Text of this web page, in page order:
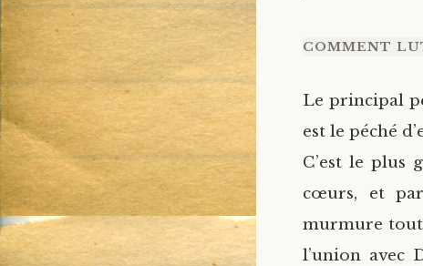
COMMENT
Le principal
est le péché
C’est le plus
cœurs, et
murmure tout
l’union avec